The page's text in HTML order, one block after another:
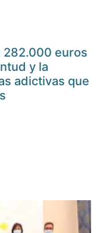
282.000 euros
y la
adictivas que